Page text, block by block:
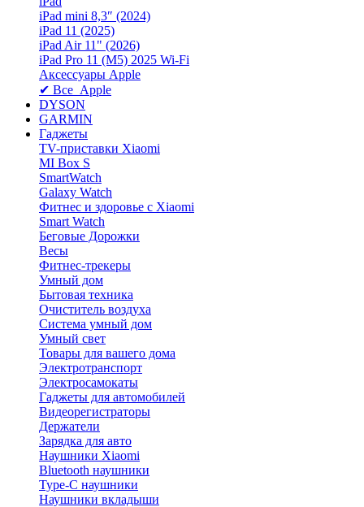
iPad mini 8,3″ (2024)
iPad 11 (2025)
iPad Air 11" (2026)
iPad Pro 11 (M5) 2025 Wi-Fi
Аксессуары Apple
✔ Все Apple
DYSON
GARMIN
Гаджеты
TV-приставки Xiaomi
MI Box S
SmartWatch
Galaxy Watch
Фитнес и здоровье с Xiaomi
Smart Watch
Беговые Дорожки
Весы
Фитнес-трекеры
Умный дом
Бытовая техника
Очиститель воздуха
Система умный дом
Умный свет
Товары для вашего дома
Электротранспорт
Электросамокаты
Гаджеты для автомобилей
Видеорегистраторы
Держатели
Зарядка для авто
Наушники Xiaomi
Bluetooth наушники
Type-C наушники
Наушники вкладыши